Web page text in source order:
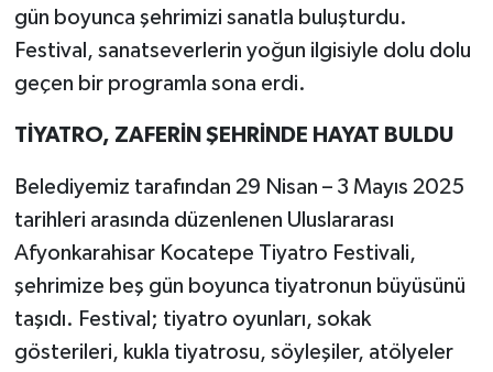
gün boyunca şehrimizi sanatla buluşturdu.
Festival, sanatseverlerin yoğun ilgisiyle dolu dolu
geçen bir programla sona erdi.
TİYATRO, ZAFERİN ŞEHRİNDE HAYAT BULDU
Belediyemiz tarafından 29 Nisan – 3 Mayıs 2025
tarihleri arasında düzenlenen Uluslararası
Afyonkarahisar Kocatepe Tiyatro Festivali,
şehrimize beş gün boyunca tiyatronun büyüsünü
taşıdı. Festival; tiyatro oyunları, sokak
gösterileri, kukla tiyatrosu, söyleşiler, atölyeler